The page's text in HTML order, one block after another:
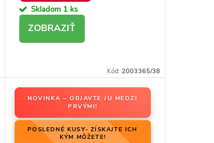
Skladom 1 ks
Kód: 2003365/38
NOVINKA – OBJAVTE JU MEDZI
PRVÝMI!
POSLEDNÉ KUSY- ZÍSKAJTE ICH
KÝM MÔŽETE!